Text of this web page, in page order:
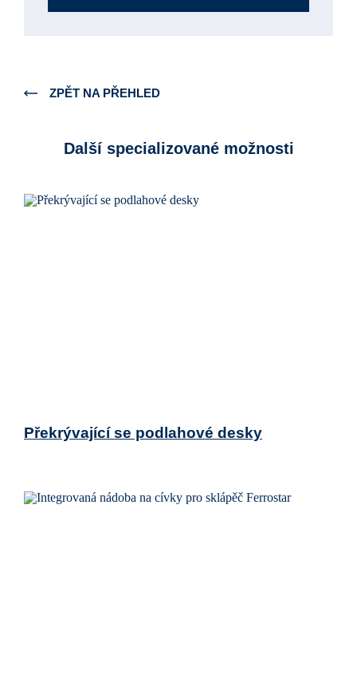
ZPĚT NA PŘEHLED
Další specializované možnosti
Překrývající se podlahové desky